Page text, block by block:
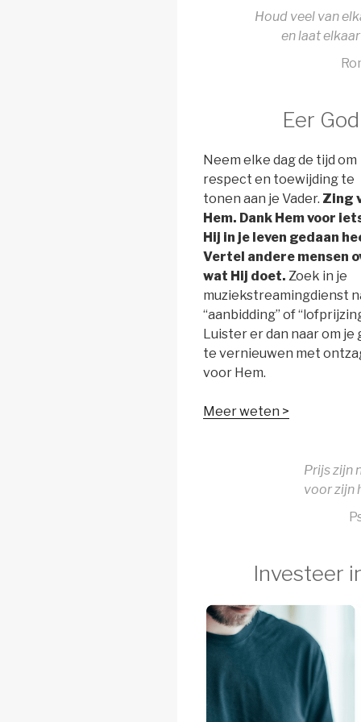
Houd veel van
en laat
Eer
Neem elke dag de tijd om
respect en toewijding te
tonen aan je Vader. Zing
Hem. Dank Hem voor
Hij in je leven gedaan
Vertel andere mensen
wat Hij doet. Zoek in je
muziekstreamingdienst
“aanbidding” of
Luister er dan naar om je
te vernieuwen met
voor Hem.
Meer weten >
Prijs zijn
voor zijn
Investeer